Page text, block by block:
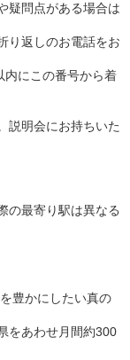
疑問点がある場合は
返しのお電話をお
にこの番号から着
説明会にお持ちいた
の最寄り駅は異なる
かにしたい真の
をあわせ月間約300